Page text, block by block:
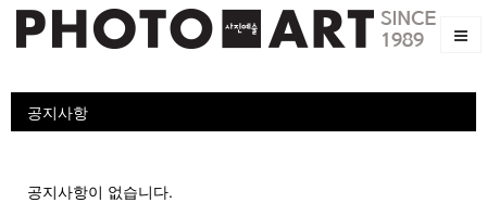
공지사항
공지사항이 없습니다.